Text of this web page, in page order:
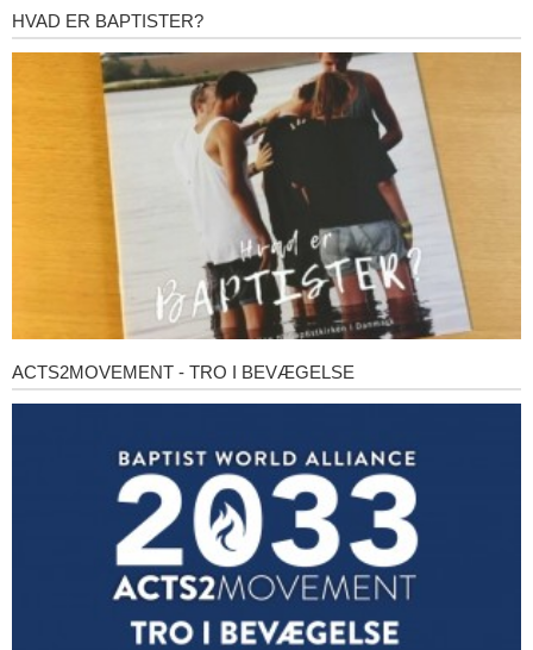
Hvad
HVAD ER BAPTISTER?
Acts2Movement
ACTS2MOVEMENT - TRO I BEVÆGELSE